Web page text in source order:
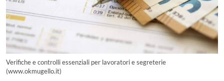
Verifiche e controlli essenziali per lavoratori e segreterie
(www.okmugello.it)